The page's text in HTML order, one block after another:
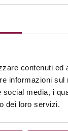
contenuti
informazioni
media, i
dei loro servizi.